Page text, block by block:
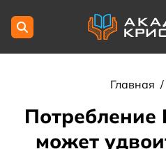
Главная /
может